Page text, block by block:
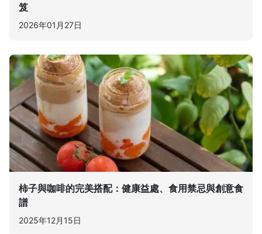
笈
2026年01月27日
柿子與咖啡的完美搭配：健康益處、食用禁忌與創意食
譜
2025年12月15日